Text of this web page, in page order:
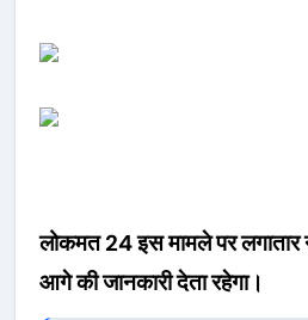
लोकमत 24 इस मामले पर
आगे की जानकारी देता रहेगा।